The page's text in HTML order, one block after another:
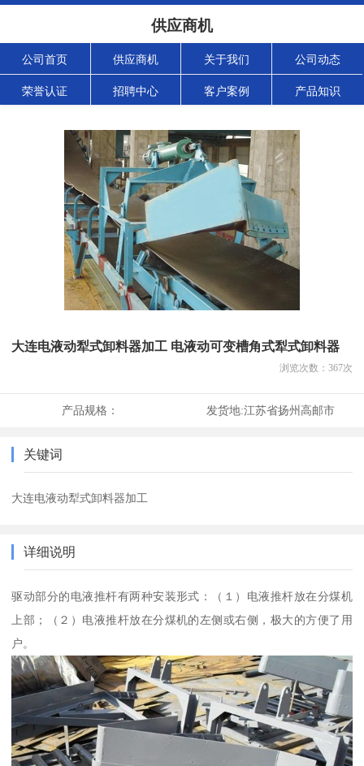
供应商机
公司首页 供应商机 关于我们 公司动态
荣誉认证 招聘中心 客户案例 产品知识
大连电液动犁式卸料器加工 电液动可变槽角式犁式卸料器
浏览次数： 367次
产品规格： 发货地:江苏省扬州高邮市
关键词
大连电液动犁式卸料器加工
详细说明
驱动部分的电液推杆有两种安装形式：（１）电液推杆放在分煤机
上部；（２）电液推杆放在分煤机的左侧或右侧，极大的方便了用
户。